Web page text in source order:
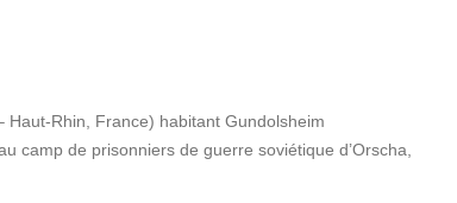
Rhin, France) habitant Gundolsheim
camp de prisonniers de guerre soviétique d’Orscha,